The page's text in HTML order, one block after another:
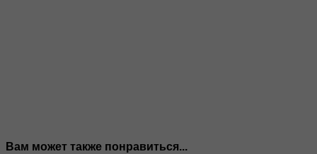
Вам может также понравиться...